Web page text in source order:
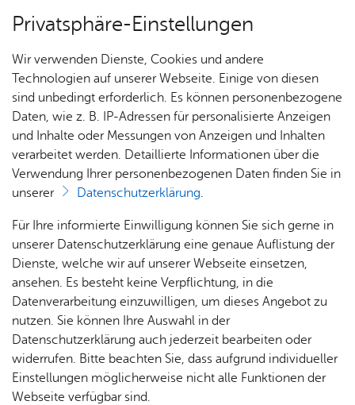
Über­sicht Bür­ger & Stadt
Rat­
haus &
Bür­
ger­
ser­vice
Rat­
häu­ser
& Orts­
ver­
wal­
Nach­
rich­
ten,
Vi­de­os
& Bil­
der
Me­di­
en­in­
for­ma­
tio­nen
Jobs
Stel­
len­an­
ge­bo­te
Aus­bil­
dung &
Stu­di­
um
Bauen
& Um­
welt
Geo­
da­ten
& 3D-
Stadt­
Ge­
sund­
heit &
kum
Ärzte &
Apo­
Aus­schrei­bun­gen & Ver­ga­ben
Vergebene Aufträge
Informationspflicht nach § 20 Abs. 3 VOB/A und
nach § 30 Abs. 1 UVgO (Ex-Post Veröffentlichung)
Der­zeit steht keine Aus­schrei­bung zur Ver­fü­gung.
Privatsphäre-Einstellungen
Wir verwenden Dienste, Cookies und andere
Technologien auf unserer Webseite. Einige von diesen
sind unbedingt erforderlich. Es können personenbezogene
Daten, wie z. B. IP-Adressen für personalisierte Anzeigen
und Inhalte oder Messungen von Anzeigen und Inhalten
verarbeitet werden. Detaillierte Informationen über die
Verwendung Ihrer personenbezogenen Daten finden Sie in
unserer
Datenschutzerklärung.
Für Ihre informierte Einwilligung können Sie sich gerne in
unserer Datenschutzerklärung eine genaue Auflistung der
Dienste, welche wir auf unserer Webseite einsetzen,
ansehen. Es besteht keine Verpflichtung, in die
Datenverarbeitung einzuwilligen, um dieses Angebot zu
nutzen. Sie können Ihre Auswahl in der
Datenschutzerklärung auch jederzeit bearbeiten oder
widerrufen. Bitte beachten Sie, dass aufgrund individueller
Einstellungen möglicherweise nicht alle Funktionen der
Webseite verfügbar sind.